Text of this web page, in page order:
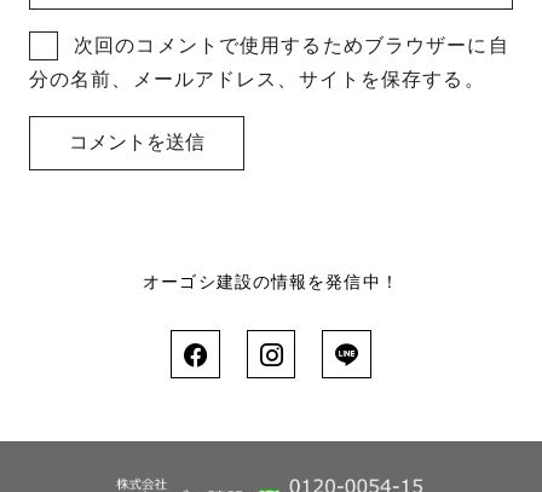
次回のコメントで使用するためブラウザーに自
分の名前、メールアドレス、サイトを保存する。
オーゴシ建設の情報を発信中！